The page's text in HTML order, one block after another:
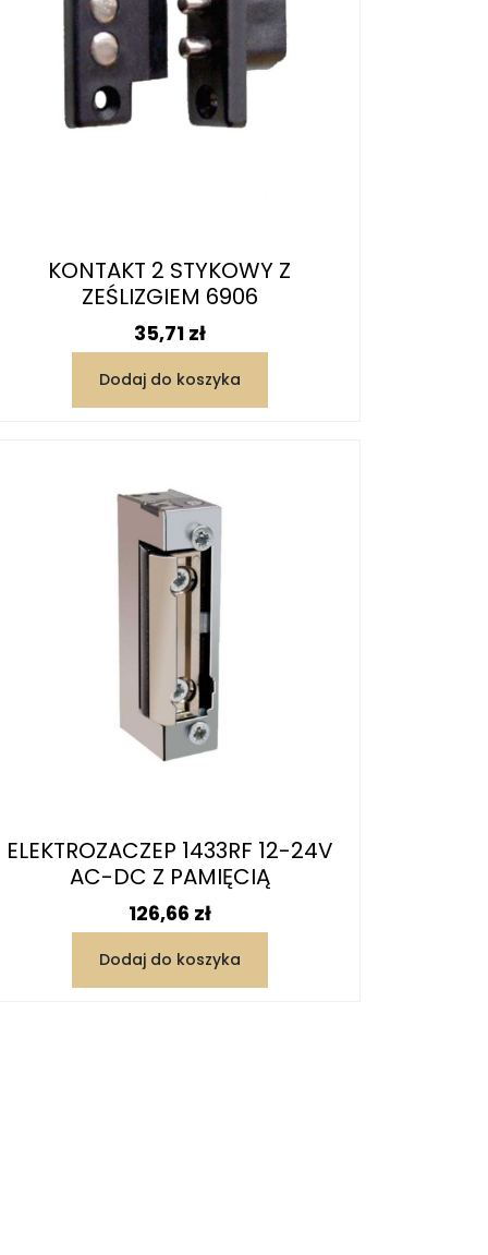
KONTAKT 2 STYKOWY Z
ZEŚLIZGIEM 6906
Cena
35,71 zł
Dodaj do koszyka
ELEKTROZACZEP 1433RF 12-24V
AC-DC Z PAMIĘCIĄ
Cena
126,66 zł
Dodaj do koszyka